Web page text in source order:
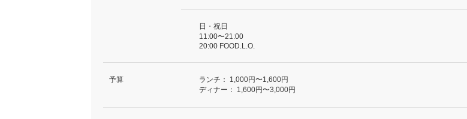
日・祝日
11:00〜21:00
20:00 FOOD.L.O.
予算 ランチ：
1,000円〜1,600円
ディナー：
1,600円〜3,000円